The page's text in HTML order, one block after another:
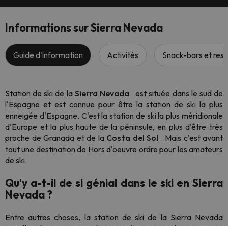
Informations sur Sierra Nevada
Guide d'information Activités Snack-bars et
Station de ski de la Sierra Nevada
est située dans le sud de
l'Espagne et est connue pour être la station de ski la plus
enneigée d'Espagne. C'est la station de ski la plus méridionale
d'Europe et la plus haute de la péninsule, en plus d'être très
proche de Granada et de la Costa del Sol . Mais c'est avant
tout une destination de Hors d'oeuvre ordre pour les amateurs
de ski.
Qu'y a-t-il de si génial dans le ski en Sierra
Nevada ?
Entre autres choses, la station de ski de la Sierra Nevada